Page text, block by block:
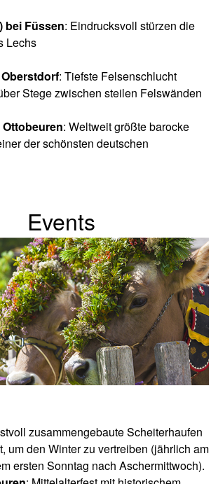
bei Füssen: Eindrucksvoll stürzen die
Lechs
: Tiefste Felsenschlucht
Stege zwischen steilen Felswänden
: Weltweit größte barocke
der schönsten deutschen
Events
zusammengebaute Scheiterhaufen
um den Winter zu vertreiben (jährlich am
ersten Sonntag nach Aschermittwoch).